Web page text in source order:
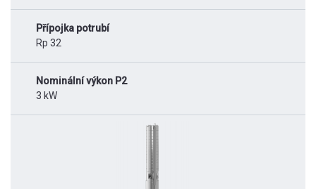
Přípojka potrubí
Rp 32
Nominální výkon P2
3 kW